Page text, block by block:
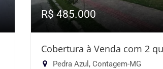
R$ 485.000
Cobertura à Venda com 2
Pedra Azul, Contagem-MG